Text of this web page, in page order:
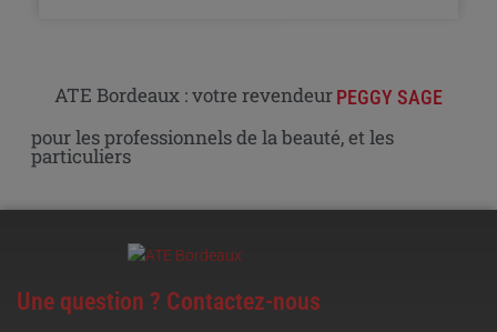
ATE Bordeaux : votre revendeur PEGGY SAGE
pour les professionnels de la beauté, et les
particuliers
Une question ? Contactez-nous